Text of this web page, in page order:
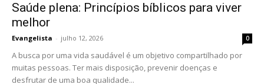
Saúde plena: Princípios bíblicos para viver
melhor
Evangelista - julho 12, 2026 0
A busca por uma vida saudável é um objetivo compartilhado por
muitas pessoas. Ter mais disposição, prevenir doenças e
desfrutar de uma boa qualidade...